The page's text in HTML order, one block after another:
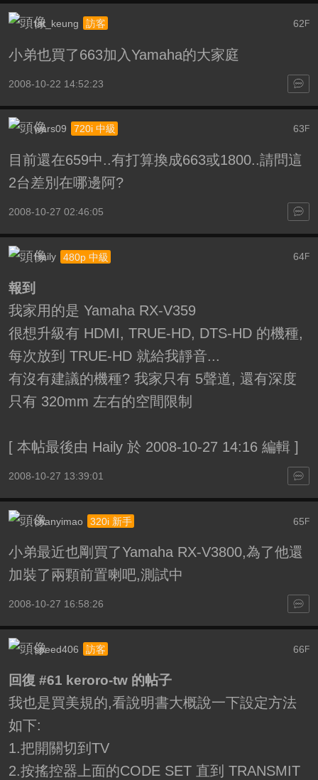
62 F
tat_keung 訪客
小弟也買了663加入Yamaha的大家庭
2008-10-22 14:52:23
63 F
wars09 720i 中級
目前還在659中..有打算換成663或1800..請問這
2台差別在哪邊阿?
2008-10-27 02:46:05
64F
Haily 480p 中級
報到
我家用的是 Yamaha RX-V359
很想升級有 HDMI, TRUE-HD, DTS-HD 的機種,
每次放到 TRUE-HD 就給我靜音...
有沒有建議的機種? 我家只有 5聲道, 還有深度
只有 320mm 左右的空間限制
[本帖最後由 Haily 於 2008-10-27 14:16 編輯 ]
2008-10-27 13:39:01
65F
chanyimao 320i 新手
小弟最近也剛買了Yamaha RX-V3800,為了他還
加裝了兩顆前置喇吧,測試中
2008-10-27 16:58:26
66F
speed406 訪客
回復 #61 keroro-tw 的帖子
我也是買美規的,看說明書大概說一下設定方法
如下:
1.把開關切到TV
2.按搖控器上面的CODE SET 直到 TRANSMIT